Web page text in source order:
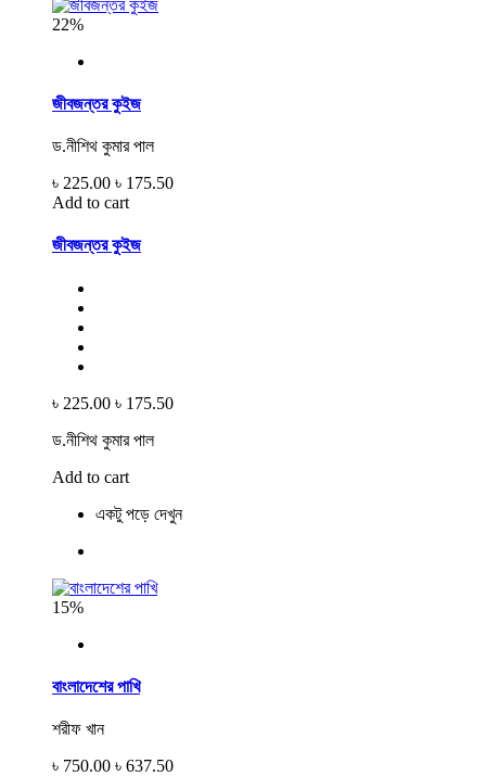
22%
জীবজন্তর কুইজ
ড.নীশিথ কুমার পাল
৳ 225.00 ৳ 175.50
Add to cart
জীবজন্তর কুইজ
৳ 225.00 ৳ 175.50
ড.নীশিথ কুমার পাল
Add to cart
একটু পড়ে দেখুন
15%
বাংলাদেশের পাখি
শরীফ খান
৳ 750.00 ৳ 637.50